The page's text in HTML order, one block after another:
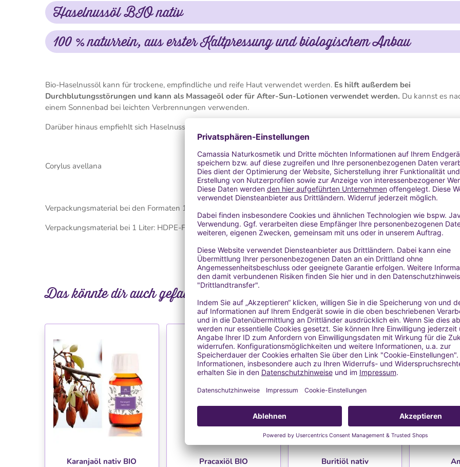
Haselnussöl BIO nativ
100 % naturrein, aus erster Kaltpressung und biologischem Anbau
Bio-Haselnussöl kann für trockene, empfindliche und reife Haut verwendet werden. Es hilft außerdem bei
Durchblutungsstörungen und kann als Massageöl oder für After-Sun-Lotionen verwendet werden. Du kannst es
einem Sonnenbad bei leichten Verbrennungen verwenden.
Darüber hinaus empfiehlt sich Haselnussöl zur Behandlung von Narben sowie bei rissigen und trockenen Lippen.
Corylus avellana
Verpackungsmaterial bei den Formaten 10 ml, 50 ml, 100 ml, 250 ml: Braunglasflasche
Verpackungsmaterial bei 1 Liter: HDPE-Flasche
Das könnte dir auch gefallen
Karanjaöl nativ BIO
WUNSCHLISTE
Pracaxiöl BIO
WUNSCHLISTE
Buritiöl nativ